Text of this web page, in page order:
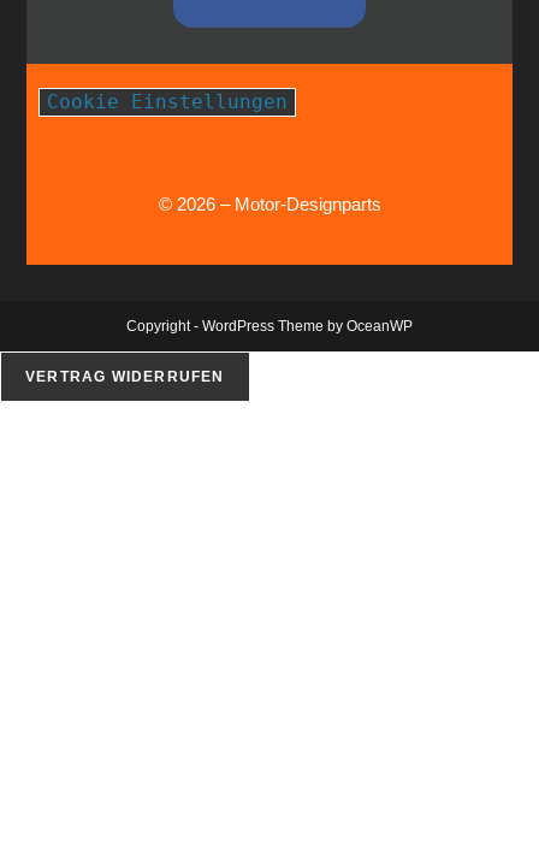
Cookie Einstellungen
© 2026 – Motor-Designparts
Copyright - WordPress Theme by OceanWP
VERTRAG WIDERRUFEN